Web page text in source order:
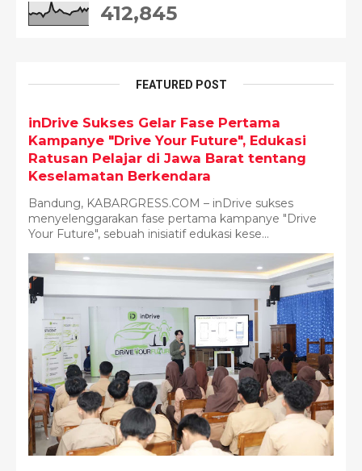
412,845
FEATURED POST
inDrive Sukses Gelar Fase Pertama
Kampanye "Drive Your Future", Edukasi
Ratusan Pelajar di Jawa Barat tentang
Keselamatan Berkendara
Bandung, KABARGRESS.COM – inDrive sukses
menyelenggarakan fase pertama kampanye "Drive
Your Future", sebuah inisiatif edukasi kese...